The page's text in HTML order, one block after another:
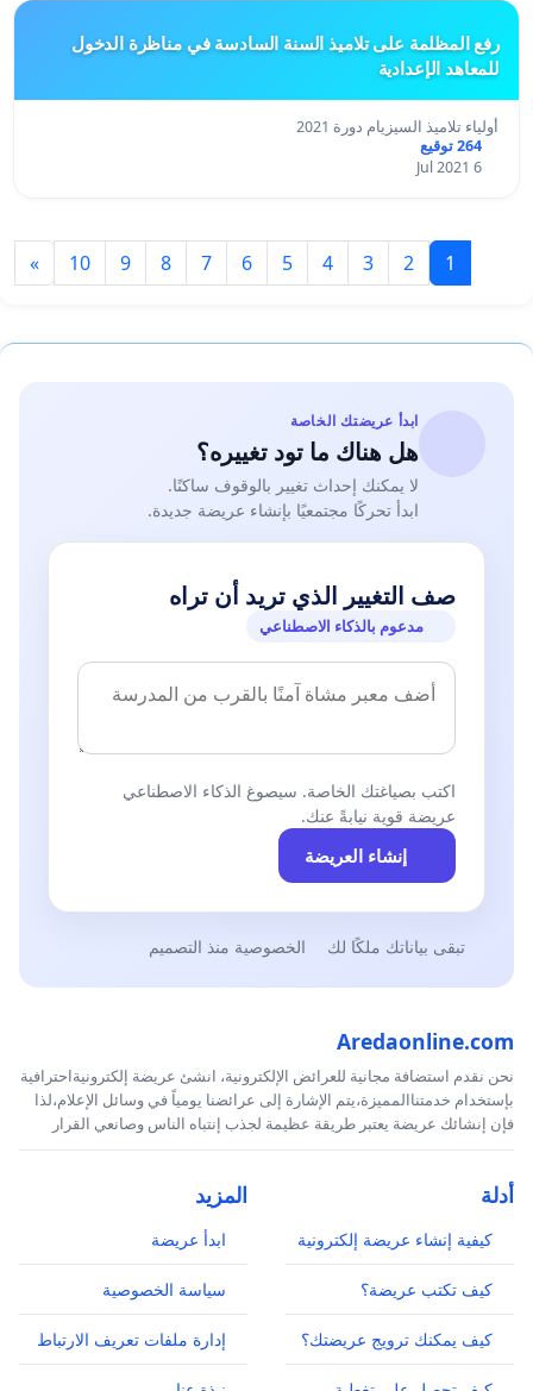
رفع المظلمة على تلاميذ السنة السادسة في مناظرة الدخول
للمعاهد الإعدادية
أولياء تلاميذ السيزيام دورة 2021
264 توقيع
6 Jul 2021
1
2
3
4
5
6
7
8
9
10
»
ابدأ عريضتك الخاصة
هل هناك ما تود تغييره؟
لا يمكنك إحداث تغيير بالوقوف ساكنًا.
ابدأ تحركًا مجتمعيًا بإنشاء عريضة جديدة.
صف التغيير الذي تريد أن تراه
مدعوم بالذكاء الاصطناعي
اكتب بصياغتك الخاصة. سيصوغ الذكاء الاصطناعي
عريضة قوية نيابةً عنك.
إنشاء العريضة
تبقى بياناتك ملكًا لك الخصوصية منذ التصميم
Aredaonline.com
نحن نقدم استضافة مجانية للعرائض الإلكترونية، انشئ عريضة إلكترونيةاحترافية
بإستخدام خدمتناالمميزة،يتم الإشارة إلى عرائضنا يومياً في وسائل الإعلام،لذا
فإن إنشائك عريضة يعتبر طريقة عظيمة لجذب إنتباه الناس وصانعي القرار
أدلة
كيفية إنشاء عريضة إلكترونية
كيف تكتب عريضة؟
كيف يمكنك ترويج عريضتك؟
المزيد
ابدأ عريضة
سياسة الخصوصية
إدارة ملفات تعريف الارتباط